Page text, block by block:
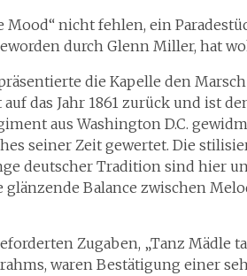
nicht fehlen, ein
durch Glenn Miller, hat
die Kapelle den Marsch
das Jahr 1861 zurück und ist
aus Washington D.C.
seiner Zeit gewertet. Die
deutscher Tradition sind hier
glänzende Balance zwischen
Zugaben, „Tanz Mädle
waren Bestätigung einer